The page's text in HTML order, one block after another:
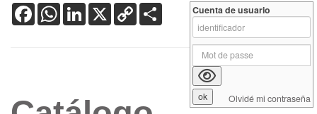
FacebookWhatsApp
LinkedIn
X Copy
Link
Cuenta de usuario
Olvidé mi contraseña